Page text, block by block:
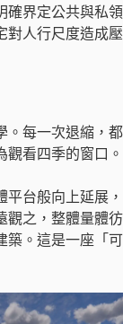
確界定公共與私領
對人行尺度造成壓
。每一次退縮，都
看四季的窗口。
台般向上延展，
觀之，整體量體彷
築。這是一座「可